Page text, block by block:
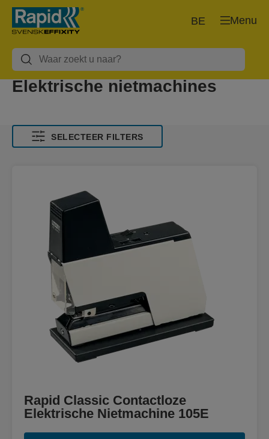
Menu
BE
Elektrische nietmachines
SELECTEER FILTERS
Rapid Classic Contactloze
Elektrische Nietmachine 105E